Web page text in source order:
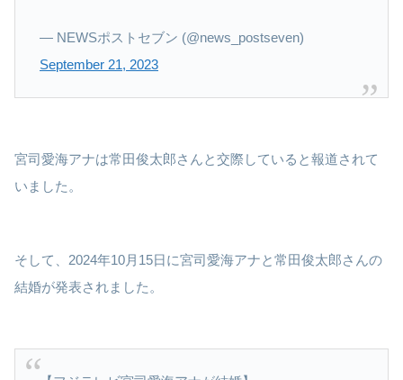
— NEWSポストセブン (@news_postseven)
September 21, 2023
宮司愛海アナは常田俊太郎さんと交際していると報道されて
いました。
そして、2024年10月15日に宮司愛海アナと常田俊太郎さんの
結婚が発表されました。